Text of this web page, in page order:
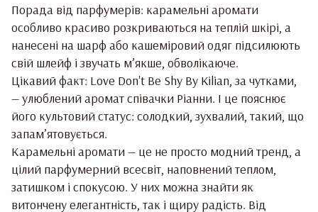
Порада від парфумерів: карамельні аромати
особливо красиво розкриваються на теплій шкірі, а
нанесені на шарф або кашеміровий одяг підсилюють
свій шлейф і звучать м’якше, обволікаюче.
Цікавий факт: Love Don't Be Shy By Kilian, за чутками,
— улюблений аромат співачки Ріанни. І це пояснює
його культовий статус: солодкий, зухвалий, такий, що
запам’ятовується.
Карамельні аромати — це не просто модний тренд, а
цілий парфумерний всесвіт, наповнений теплом,
затишком і спокусою. У них можна знайти як
витончену елегантність, так і щиру радість. Від